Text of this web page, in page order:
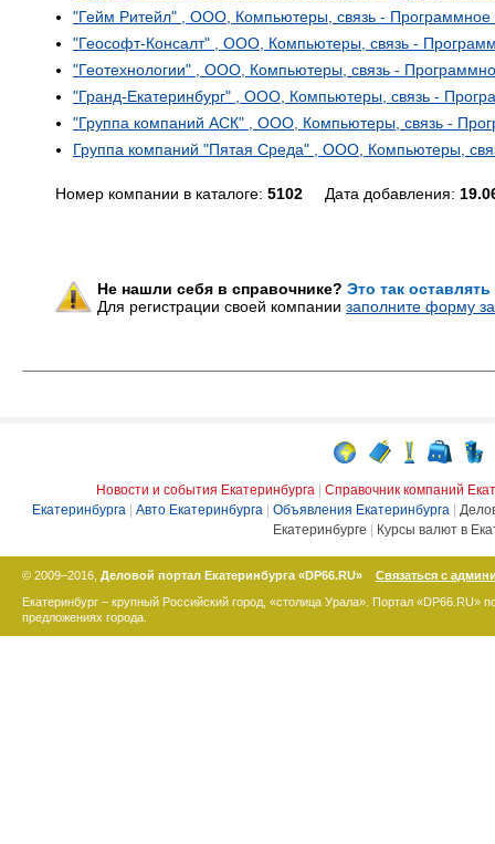
"Гейм Ритейл" , ООО, Компьютеры, связь - Программное
"Геософт-Консалт" , ООО, Компьютеры, связь -
"Геотехнологии" , ООО, Компьютеры, связь -
"Гранд-Екатеринбург" , ООО, Компьютеры, связь -
"Группа компаний АСК" , ООО, Компьютеры, связь -
Группа компаний "Пятая Среда" , ООО, Компьютеры,
Номер компании в каталоге: 5102 Дата добавления:
Не нашли себя в справочнике? Это так
Для регистрации своей компании заполните форму
Новости и события Екатеринбурга
Справочник компаний
Екатеринбурга
Авто Екатеринбурга Объявления Екатеринбурга
Екатеринбурге
Курсы валют в
© 2009–2016, Деловой портал Екатеринбурга «DP66.RU»
Связаться с
Екатеринбург – крупный Российский город, «столица Урала». Портал «DP66.RU»
предложениях города.